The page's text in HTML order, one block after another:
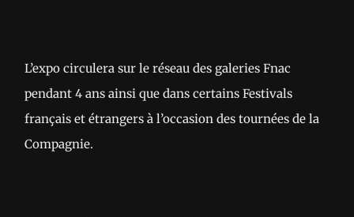
L’expo circulera sur le réseau des galeries Fnac
pendant 4 ans ainsi que dans certains Festivals
français et étrangers à l’occasion des tournées de la
Compagnie.